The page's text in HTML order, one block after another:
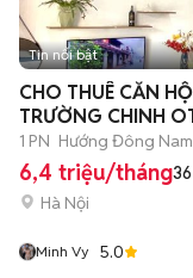
Tin nổi bật
CHO THUÊ CĂN
TRƯỜNG CHINH
1 PN Hướng Đông Nam
6,4 triệu/tháng
Hà Nội
Minh Vy 5.0